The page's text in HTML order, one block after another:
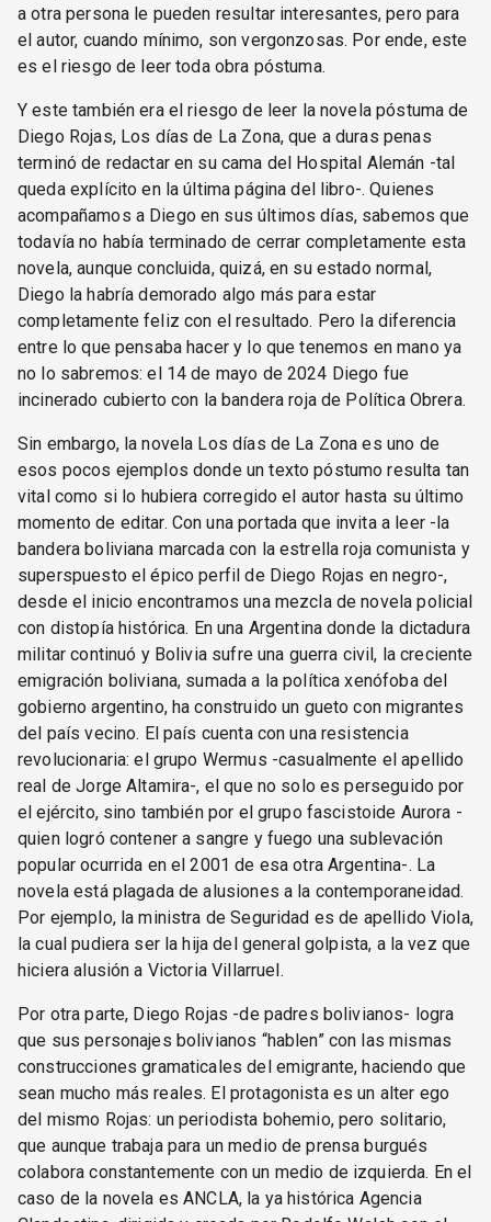
a otra persona le pueden resultar interesantes, pero para
el autor, cuando mínimo, son vergonzosas. Por ende, este
es el riesgo de leer toda obra póstuma.
Y este también era el riesgo de leer la novela póstuma de
Diego Rojas, Los días de La Zona, que a duras penas
terminó de redactar en su cama del Hospital Alemán -tal
queda explícito en la última página del libro-. Quienes
acompañamos a Diego en sus últimos días, sabemos que
todavía no había terminado de cerrar completamente esta
novela, aunque concluida, quizá, en su estado normal,
Diego la habría demorado algo más para estar
completamente feliz con el resultado. Pero la diferencia
entre lo que pensaba hacer y lo que tenemos en mano ya
no lo sabremos: el 14 de mayo de 2024 Diego fue
incinerado cubierto con la bandera roja de Política Obrera.
Sin embargo, la novela Los días de La Zona es uno de
esos pocos ejemplos donde un texto póstumo resulta tan
vital como si lo hubiera corregido el autor hasta su último
momento de editar. Con una portada que invita a leer -la
bandera boliviana marcada con la estrella roja comunista y
superspuesto el épico perfil de Diego Rojas en negro-,
desde el inicio encontramos una mezcla de novela policial
con distopía histórica. En una Argentina donde la dictadura
militar continuó y Bolivia sufre una guerra civil, la creciente
emigración boliviana, sumada a la política xenófoba del
gobierno argentino, ha construido un gueto con migrantes
del país vecino. El país cuenta con una resistencia
revolucionaria: el grupo Wermus -casualmente el apellido
real de Jorge Altamira-, el que no solo es perseguido por
el ejército, sino también por el grupo fascistoide Aurora -
quien logró contener a sangre y fuego una sublevación
popular ocurrida en el 2001 de esa otra Argentina-. La
novela está plagada de alusiones a la contemporaneidad.
Por ejemplo, la ministra de Seguridad es de apellido Viola,
la cual pudiera ser la hija del general golpista, a la vez que
hiciera alusión a Victoria Villarruel.
Por otra parte, Diego Rojas -de padres bolivianos- logra
que sus personajes bolivianos “hablen” con las mismas
construcciones gramaticales del emigrante, haciendo que
sean mucho más reales. El protagonista es un alter ego
del mismo Rojas: un periodista bohemio, pero solitario,
que aunque trabaja para un medio de prensa burgués
colabora constantemente con un medio de izquierda. En el
caso de la novela es ANCLA, la ya histórica Agencia